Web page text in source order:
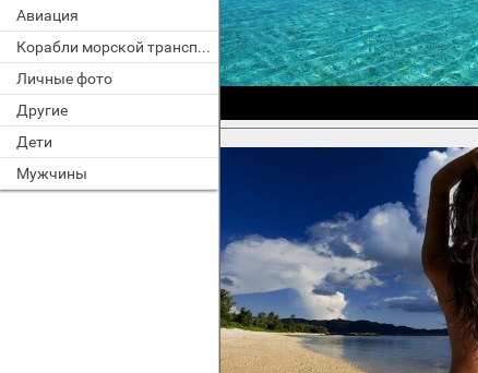
Авиация
Корабли морской транспорт
Личные фото
Другие
Дети
Мужчины